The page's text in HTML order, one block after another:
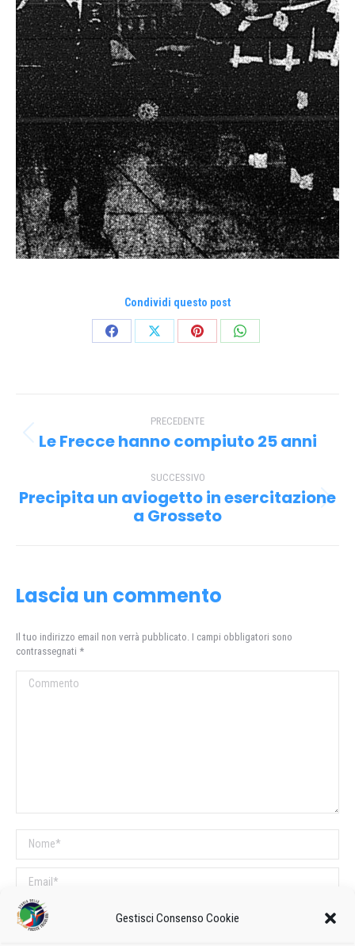
Gestisci Consenso Cookie
Condividi questo post
CondividiCondividiCondividiCondividi
tra
post
PRECEDENTE
Post
Le Frecce hanno compiuto 25 anni
SUCCESSIVO
Prossimo
post:
Precipita un aviogetto in esercitazione
a Grosseto
Lascia un commento
Il tuo indirizzo email non verrà pubblicato. I campi obbligatori sono
contrassegnati *
Commento
Nome *
Email *
Sito web